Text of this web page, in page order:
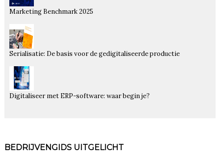
Marketing Benchmark 2025
Serialisatie: De basis voor de gedigitaliseerde productie
Digitaliseer met ERP-software: waar begin je?
BEDRIJVENGIDS UITGELICHT